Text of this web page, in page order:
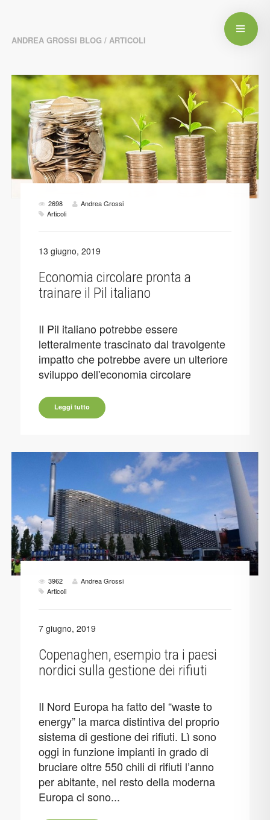
ANDREA GROSSI BLOG / ARTICOLI
2698
Andrea Grossi
Articoli
13 giugno, 2019
Economia circolare pronta a
trainare il Pil italiano
Il Pil italiano potrebbe essere
letteralmente trascinato dal travolgente
impatto che potrebbe avere un ulteriore
sviluppo dell'economia circolare
Leggi tutto
3962
Andrea Grossi
Articoli
7 giugno, 2019
Copenaghen, esempio tra i paesi
nordici sulla gestione dei rifiuti
Il Nord Europa ha fatto del “waste to
energy” la marca distintiva del proprio
sistema di gestione dei rifiuti. Lì sono
oggi in funzione impianti in grado di
bruciare oltre 550 chili di rifiuti l’anno
per abitante, nel resto della moderna
Europa ci sono...